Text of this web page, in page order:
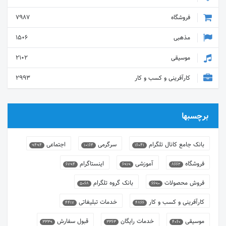
فروشگاه
7987
مذهبی
1506
موسیقی
2102
کارآفرینی و کسب و کار
2993
برچسبها
بانک جامع کانال تلگرام 16041 سرگرمی 10164 اجتماعی 9494
فروشگاه 8662 آموزشی 6919 اینستاگرام 6794
فروش محصولات 6690 بانک گروه تلگرام 5068
کارآفرینی و کسب و کار 4866 خدمات تبلیغاتی 4417
موسیقی 4060 خدمات رایگان 3363 قبول سفارش 3339